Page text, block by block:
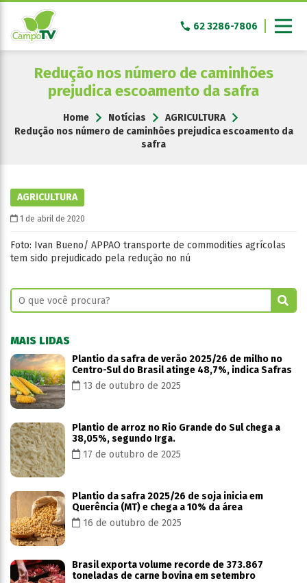
Pular
conteúdo
62 3286-7806
Redução nos número de caminhões
prejudica escoamento da safra
Home Notícias
AGRICULTURA
Redução nos número de caminhões prejudica escoamento da
safra
AGRICULTURA
1 de abril de 2020
Foto: Ivan Bueno/ APPAO transporte de commodities agrícolas
tem sido prejudicado pela redução no nú
MAIS LIDAS
Plantio da safra de verão 2025/26 de milho no
Centro-Sul do Brasil atinge 48,7%, indica Safras
13 de outubro de 2025
Plantio de arroz no Rio Grande do Sul chega a
38,05%, segundo Irga.
17 de outubro de 2025
Plantio da safra 2025/26 de soja inicia em
Querência (MT) e chega a 10% da área
16 de outubro de 2025
Brasil exporta volume recorde de 373.867
toneladas de carne bovina em setembro